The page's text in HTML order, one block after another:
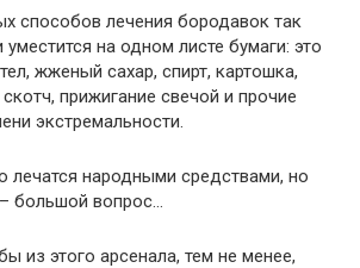
способов лечения бородавок так
на одном листе бумаги: это
жженый сахар, спирт, картошка,
прижигание свечой и прочие
экстремальности.
лечатся народными средствами, но
большой вопрос…
из этого арсенала, тем не менее,